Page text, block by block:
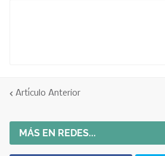
Artículo Anterior
MÁS EN REDES...